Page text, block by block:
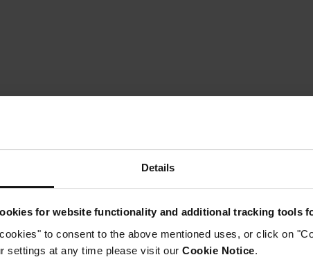
Details
for website functionality and additional tracking tools
to consent to the above mentioned uses, or click on
settings at any time please visit our Cookie Notice.